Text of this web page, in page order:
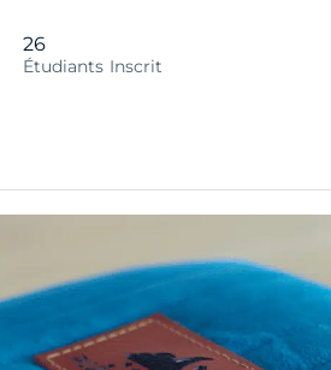
26
Étudiants Inscrit